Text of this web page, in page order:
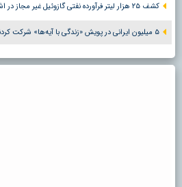
کشف ۲۵ هزار لیتر فرآورده نفتی گازوئیل غیر مجاز در اشتهارد
۵ میلیون ایرانی در پویش «زندگی با آیه‌ها» شرکت کردند